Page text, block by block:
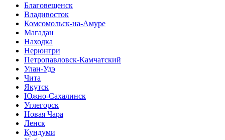
Благовещенск
Владивосток
Комсомольск-на-Амуре
Магадан
Находка
Нерюнгри
Петропавловск-Камчатский
Улан-Удэ
Чита
Якутск
Южно-Сахалинск
Углегорск
Новая Чара
Ленск
Кундуми